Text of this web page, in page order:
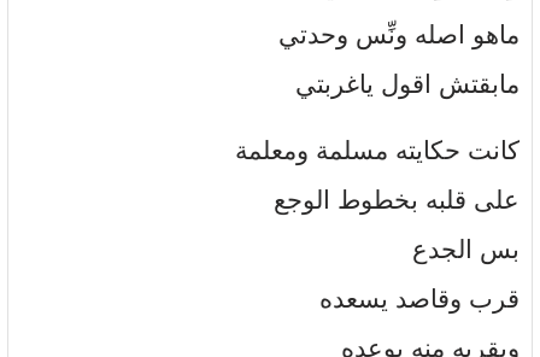
ماهو اصله ونِّس وحدتي
مابقتش اقول ياغربتي
كانت حكايته مسلمة ومعلمة
على قلبه بخطوط الوجع
بس الجدع
قرب وقاصد يسعده
وبقربه منه يوعده